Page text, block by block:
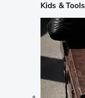
Kids & Tools